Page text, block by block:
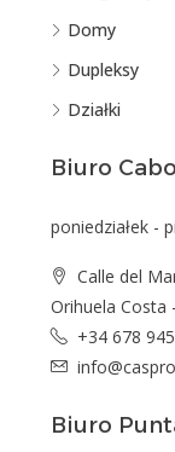
Domy
Dupleksy
Działki
Biuro
poniedziałek -
Calle del
Orihuela Costa
+34 678
Biuro